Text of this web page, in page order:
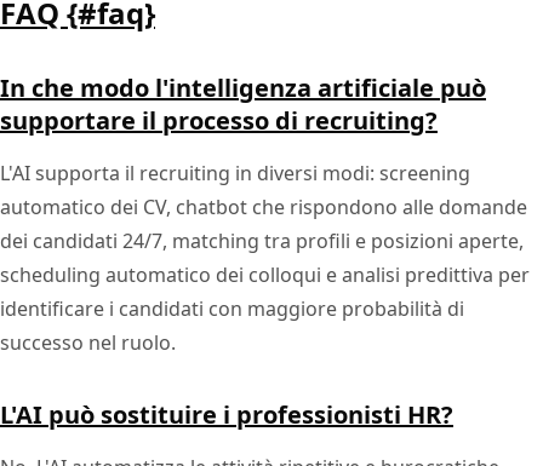
FAQ {#faq}
In che modo l'intelligenza artificiale può
supportare il processo di recruiting?
L'AI supporta il recruiting in diversi modi: screening
automatico dei CV, chatbot che rispondono alle domande
dei candidati 24/7, matching tra profili e posizioni aperte,
scheduling automatico dei colloqui e analisi predittiva per
identificare i candidati con maggiore probabilità di
successo nel ruolo.
L'AI può sostituire i professionisti HR?